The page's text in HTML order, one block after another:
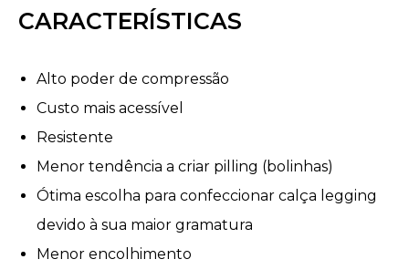
CARACTERÍSTICAS
Alto poder de compressão
Custo mais acessível
Resistente
Menor tendência a criar pilling (bolinhas)
Ótima escolha para confeccionar calça legging
devido à sua maior gramatura
Menor encolhimento